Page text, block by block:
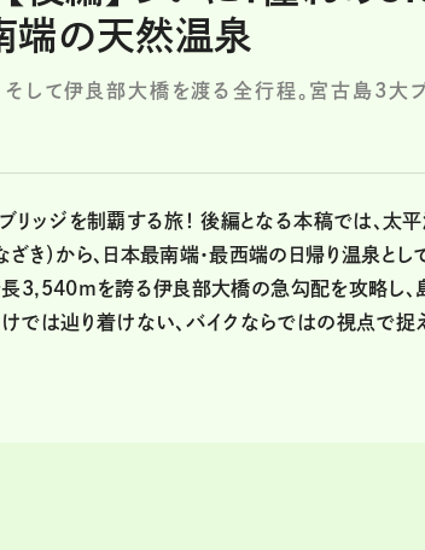
端の天然温泉
して伊良部大橋を渡る全行程。宮古島3大
ッジを制覇する旅！ 後編となる本稿では、太平
き）から、日本最南端・最西端の日帰り温泉とし
長3,540mを誇る伊良部大橋の急勾配を攻略し、
では辿り着けない、バイクならではの視点で捉